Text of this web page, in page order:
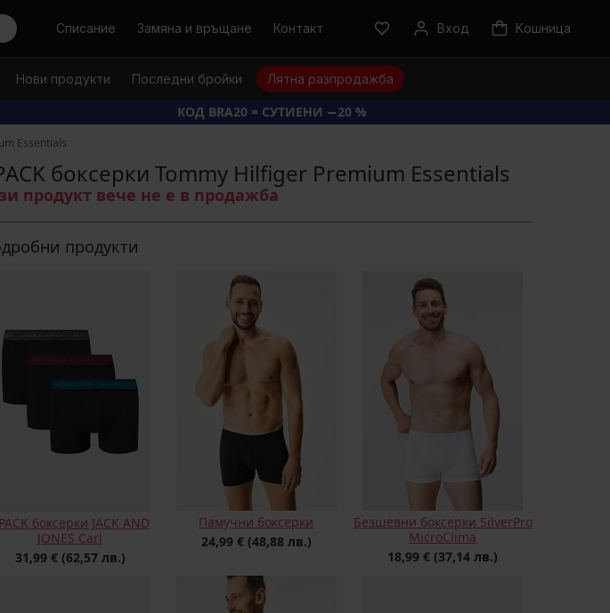
ТърсиСписание Замяна и връщане Контакт Вход Kошница
Нови продукти Последни бройки Лятна разпродажба
КОД BRA20 = СУТИЕНИ −20 %
Essentials
боксерки Tommy Hilfiger Premium Essentials
продукт вече не е в продажба
продукти
боксерки JACK AND
JONES Carl
31,99 € (62,57 лв.)
Памучни боксерки
24,99 € (48,88 лв.)
Безшевни боксерки SilverPro
MicroClima
18,99 € (37,14 лв.)